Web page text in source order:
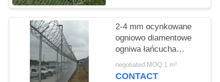
2-4 mm ocynkowane
ogniowo diamentowe
ogniwa łańcucha
Odporność na
starzenie
negotiated MOQ:1 m²
CONTACT